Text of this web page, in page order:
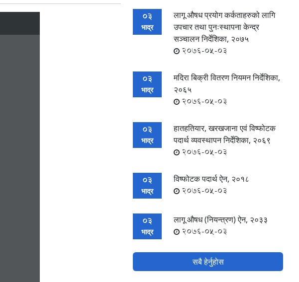
03
भाद्र
लागू औषध प्रयोग कर्कताहरुको लागि
उपचार तथा पुनःस्थापना केन्द्र
सञ्चालन निर्देशिका, २०७५
2076-05-03
03
भाद्र
मदिरा बिक्री वितरण नियमन निर्देशिका,
२०६५
2076-05-03
03
भाद्र
हातहतियार, खरखजाना एवं विष्फोटक
पदार्थ व्यवस्थापन निर्देशिका, २०६९
2076-05-03
03
भाद्र
विष्फोटक पदार्थ ऐन, २०१८
2076-05-03
03
भाद्र
लागू औषध (नियन्त्रण) ऐन, २०३३
2076-05-03
सबै हेर्नुहोस